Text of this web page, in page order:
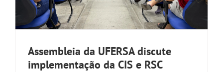
Assembleia da UFERSA discute
implementação da CIS e RSC